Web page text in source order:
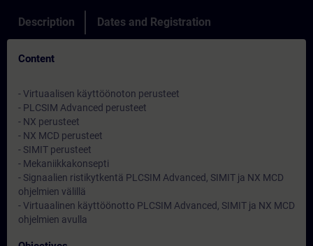
Description Dates and Registration
Content
- Virtuaalisen käyttöönoton perusteet
- PLCSIM Advanced perusteet
- NX perusteet
- NX MCD perusteet
- SIMIT perusteet
- Mekaniikkakonsepti
- Signaalien ristikytkentä PLCSIM Advanced, SIMIT ja NX MCD
ohjelmien välillä
- Virtuaalinen käyttöönotto PLCSIM Advanced, SIMIT ja NX MCD
ohjelmien avulla